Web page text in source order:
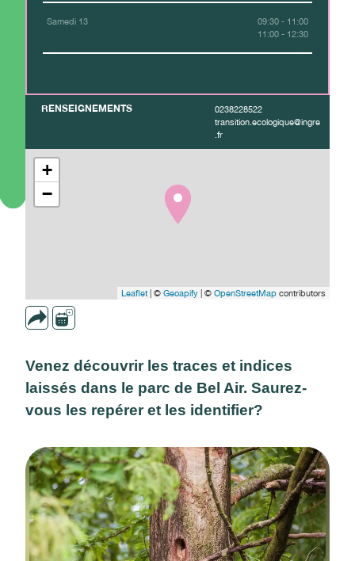
Samedi 13
09:30 - 11:00
11:00 - 12:30
RENSEIGNEMENTS
0238228522
transition.ecologique@ingre
.fr
+
−
Leaflet| © Geoapify | © OpenStreetMap contributors
Venez découvrir les traces et indices
laissés dans le parc de Bel Air. Saurez-
vous les repérer et les identifier?